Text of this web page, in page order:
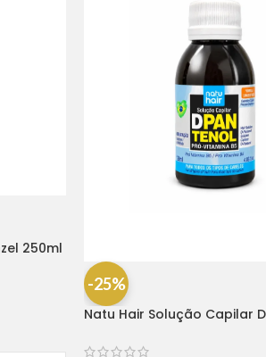
250ml
-25%
Natu Hair Solução Capilar